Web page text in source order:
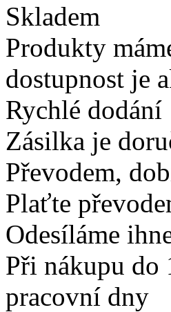
Skladem
Produkty
dostupnost je
Rychlé dodání
Zásilka je
Převodem,
Plaťte
Odesíláme
Při nákupu do
pracovní dny